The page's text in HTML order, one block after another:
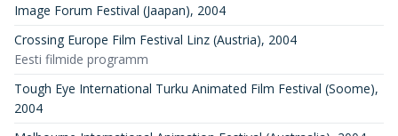
Image Forum Festival (Jaapan), 2004
Crossing Europe Film Festival Linz (Austria), 2004
Eesti filmide programm
Tough Eye International Turku Animated Film Festival (Soome),
2004